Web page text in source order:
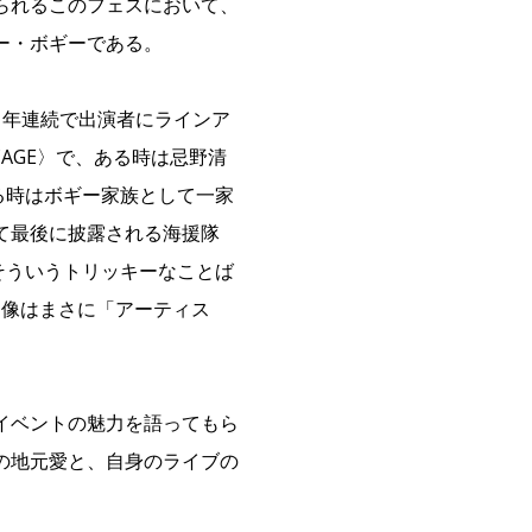
ボギーである。
連続で出演者にラインア
〉で、ある時は忌野清
はボギー家族として一家
最後に披露される海援隊
いうトリッキーなことば
はまさに「アーティス
ントの魅力を語ってもら
地元愛と、自身のライブの